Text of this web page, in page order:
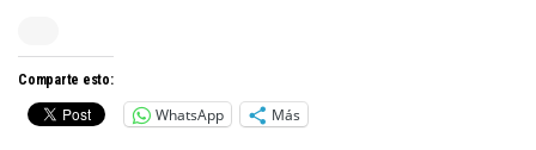
Comparte esto:
WhatsApp Más